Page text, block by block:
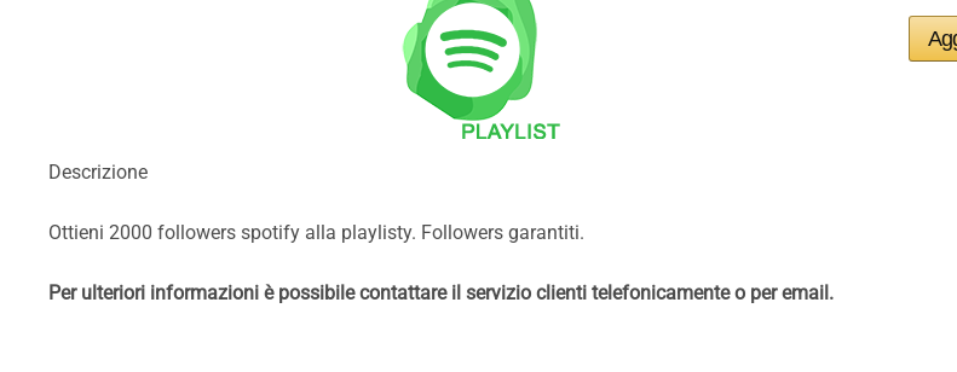
Descrizione
Ottieni 2000 followers spotify alla playlisty. Followers garantiti.
Per ulteriori informazioni è possibile contattare il servizio clienti telefonicamente o per email.